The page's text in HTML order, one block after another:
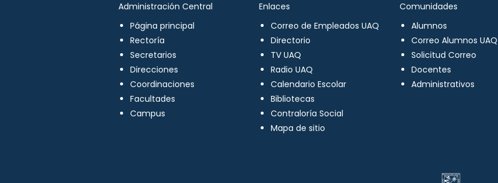
Administración Central
Página principal
Rectoría
Secretarios
Direcciones
Coordinaciones
Facultades
Campus
Enlaces
Correo de Empleados UAQ
Directorio
TV UAQ
Radio UAQ
Calendario Escolar
Bibliotecas
Contraloría Social
Mapa de sitio
Comunidades
Alumnos
Correo Alumnos UAQ
Solicitud Correo
Docentes
Administrativos